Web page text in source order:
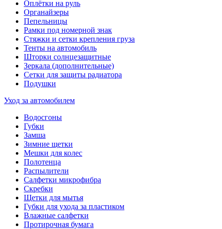
Оплётки на руль
Органайзеры
Пепельницы
Рамки под номерной знак
Стяжки и сетки крепления груза
Тенты на автомобиль
Шторки солнцезащитные
Зеркала (дополнительные)
Сетки для защиты радиатора
Подушки
Уход за автомобилем
Водосгоны
Губки
Замша
Зимние щетки
Мешки для колес
Полотенца
Распылители
Салфетки микрофибра
Скребки
Щетки для мытья
Губки для ухода за пластиком
Влажные салфетки
Протирочная бумага